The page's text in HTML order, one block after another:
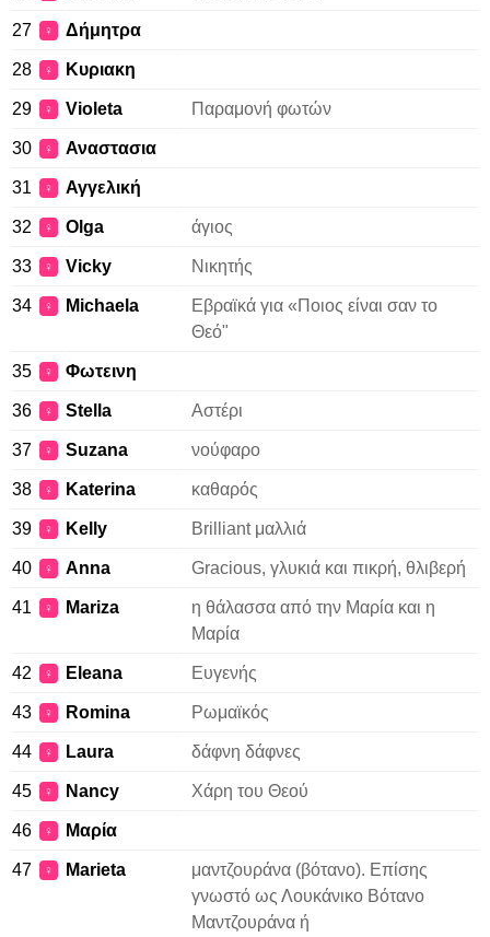
27 ♀ Δήμητρα
28 ♀ Κυριακη
29 ♀ Violeta Παραμονή φωτών
30 ♀ Αναστασια
31 ♀ Αγγελική
32 ♀ Olga άγιος
33 ♀ Vicky Νικητής
34 ♀ Michaela
Εβραϊκά για «Ποιος είναι σαν το
Θεό"
35 ♀ Φωτεινη
36 ♀ Stella Αστέρι
37 ♀ Suzana νούφαρο
38 ♀ Katerina καθαρός
39 ♀ Kelly Brilliant μαλλιά
40 ♀ Anna Gracious, γλυκιά και πικρή, θλιβερή
41 ♀ Mariza
η θάλασσα από την Μαρία και η
Μαρία
42 ♀ Eleana Ευγενής
43 ♀ Romina Ρωμαϊκός
44 ♀ Laura δάφνη δάφνες
45 ♀ Nancy Χάρη του Θεού
46 ♀ Μαρία
47 ♀ Marieta
μαντζουράνα (βότανο). Επίσης
γνωστό ως Λουκάνικο Βότανο
Μαντζουράνα ή